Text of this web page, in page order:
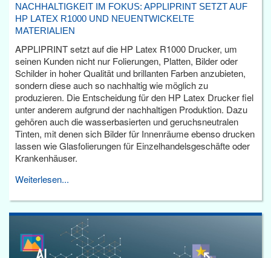
NACHHALTIGKEIT IM FOKUS: APPLIPRINT SETZT AUF
HP LATEX R1000 UND NEUENTWICKELTE
MATERIALIEN
APPLIPRINT setzt auf die HP Latex R1000 Drucker, um
seinen Kunden nicht nur Folierungen, Platten, Bilder oder
Schilder in hoher Qualität und brillanten Farben anzubieten,
sondern diese auch so nachhaltig wie möglich zu
produzieren. Die Entscheidung für den HP Latex Drucker fiel
unter anderem aufgrund der nachhaltigen Produktion. Dazu
gehören auch die wasserbasierten und geruchsneutralen
Tinten, mit denen sich Bilder für Innenräume ebenso drucken
lassen wie Glasfolierungen für Einzelhandelsgeschäfte oder
Krankenhäuser.
Weiterlesen...